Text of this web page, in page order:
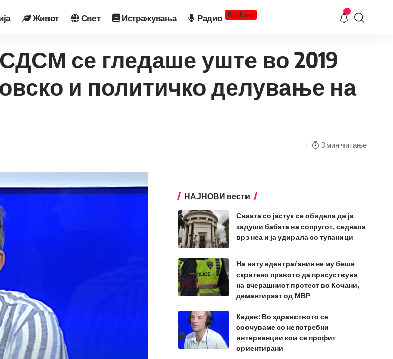
Живот Свет Истражувања Радио Во Живо
се гледаше уште во 2019
и политичко делување на
3 мин читање
НАЈНОВИ вести
Снаата со јастук се обидела да ја
задуши бабата на сопругот, седнала
врз неа и ја удирала со тупаници
На ниту еден граѓанин не му беше
скратено правото да присуствува
на вчерашниот протест во Кочани,
демантираат од МВР
Кедев: Во здравството се
соочуваме со непотребни
интервенции кои се профит
ориентирани